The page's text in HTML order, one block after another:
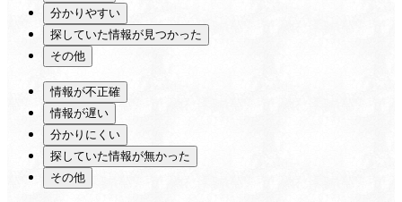
分かりやすい
探していた情報が見つかった
その他
情報が不正確
情報が遅い
分かりにくい
探していた情報が無かった
その他